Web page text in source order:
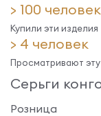
> 100 человек
Купили эти изделия
> 4 человек
Просматривают
Серьги
Розница